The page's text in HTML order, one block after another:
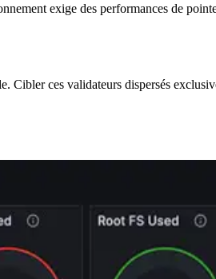
exige des performances de
ces validateurs dispersés